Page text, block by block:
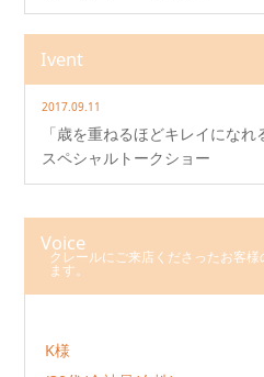
Ivent
2017.09.11
「歳を重ねるほどキレイにな
スペシャルトークショー
Voice
クレールにご来店くださったお客
ます。
K様